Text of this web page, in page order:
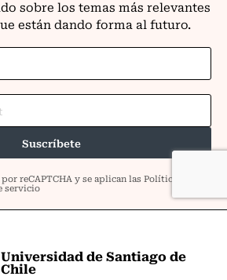
Universidad de Santiago de
Chile